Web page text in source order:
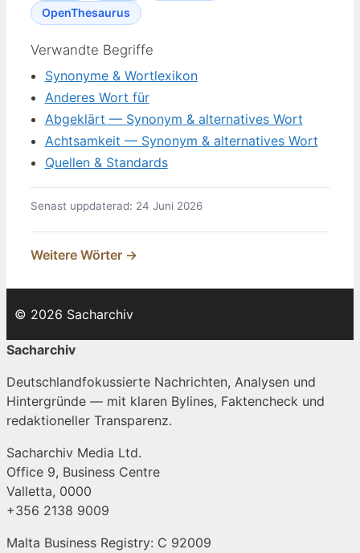
OpenThesaurus
Verwandte Begriffe
Synonyme & Wortlexikon
Anderes Wort für
Abgeklärt — Synonym & alternatives Wort
Achtsamkeit — Synonym & alternatives Wort
Quellen & Standards
Senast uppdaterad: 24 Juni 2026
Weitere Wörter →
© 2026 Sacharchiv
Sacharchiv
Deutschlandfokussierte Nachrichten, Analysen und
Hintergründe — mit klaren Bylines, Faktencheck und
redaktioneller Transparenz.
Sacharchiv Media Ltd.
Office 9, Business Centre
Valletta, 0000
+356 2138 9009
Malta Business Registry: C 92009